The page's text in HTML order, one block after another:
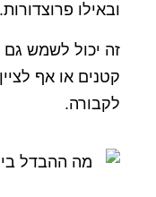
פרוצדורות.
לשמש גם כדי
או אף לציין את